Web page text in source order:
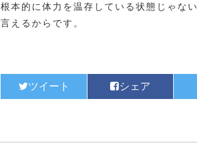
根本的に体力を温存している状態じゃな
言えるからです。